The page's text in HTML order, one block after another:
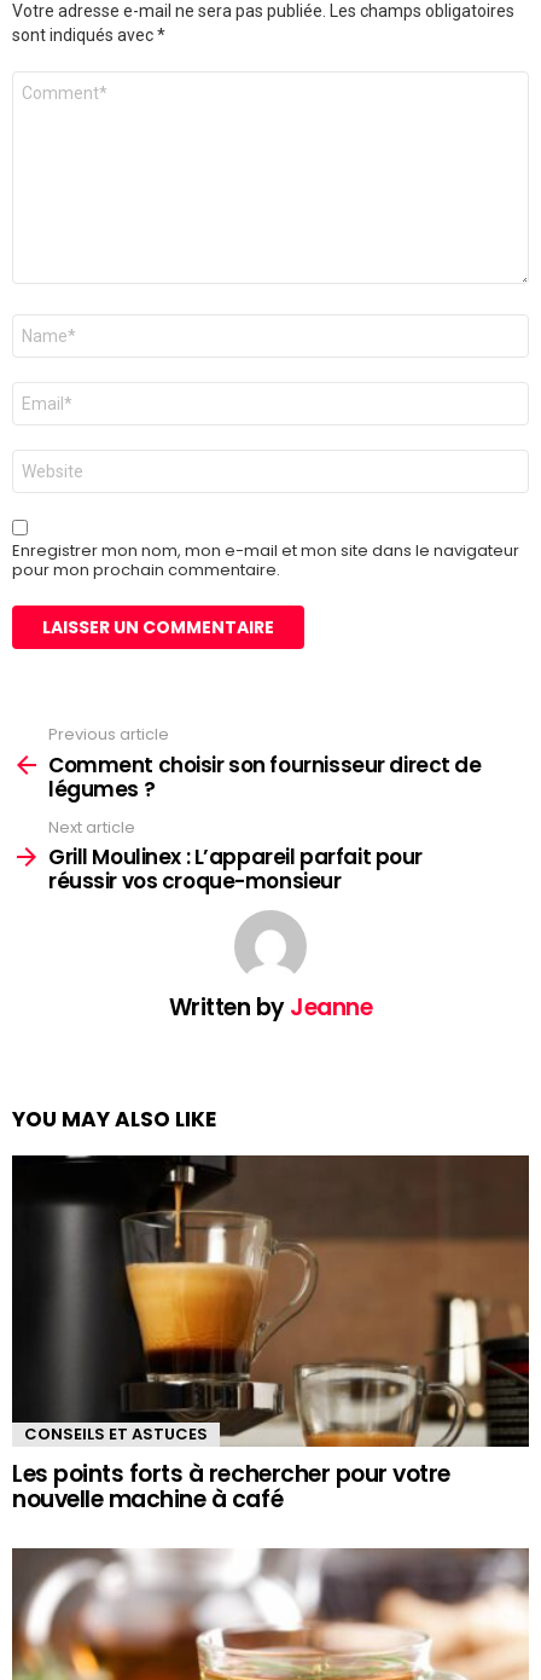
Votre adresse e-mail ne sera pas publiée.
Les champs obligatoires
sont indiqués avec*
Commentaire
Nom
E-
mail
*
Site
web
Enregistrer mon nom, mon e-mail et mon site dans le navigateur
pour mon prochain commentaire.
more
Previous article
Comment choisir son fournisseur direct de
légumes ?
Next article
Grill Moulinex : L’appareil parfait pour
réussir vos croque-monsieur
Written byJeanne
YOU MAY ALSO LIKE
CONSEILS ET ASTUCES
Les points forts à rechercher pour votre
nouvelle machine à café